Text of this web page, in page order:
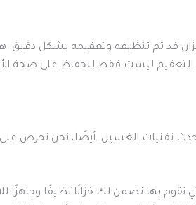
قد تم تنظيفه وتعقيمه بشكل دقيق.
ليست فقط للحفاظ على صحة
تقنيات الغسيل. أيضًا، نحن نحرص
نقوم بها تضمن لك خزانًا نظيفًا وجاهزًا